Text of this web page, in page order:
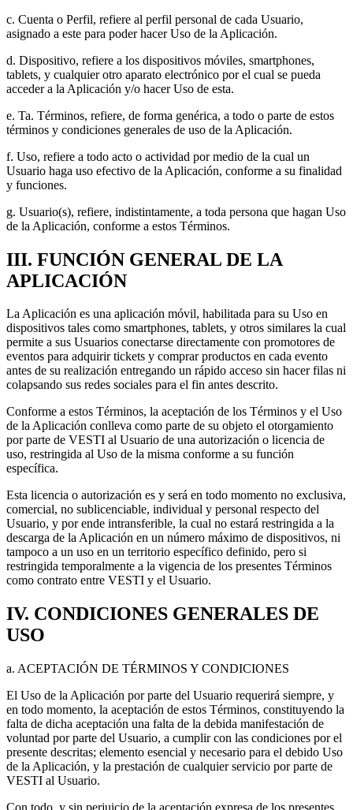
c. Cuenta o Perfil, refiere al perfil personal de cada Usuario,
asignado a este para poder hacer Uso de la Aplicación.
d. Dispositivo, refiere a los dispositivos móviles, smartphones,
tablets, y cualquier otro aparato electrónico por el cual se pueda
acceder a la Aplicación y/o hacer Uso de esta.
e. Ta. Términos, refiere, de forma genérica, a todo o parte de estos
términos y condiciones generales de uso de la Aplicación.
f. Uso, refiere a todo acto o actividad por medio de la cual un
Usuario haga uso efectivo de la Aplicación, conforme a su finalidad
y funciones.
g. Usuario(s), refiere, indistintamente, a toda persona que hagan Uso
de la Aplicación, conforme a estos Términos.
III. FUNCIÓN GENERAL DE LA
APLICACIÓN
La Aplicación es una aplicación móvil, habilitada para su Uso en
dispositivos tales como smartphones, tablets, y otros similares la cual
permite a sus Usuarios conectarse directamente con promotores de
eventos para adquirir tickets y comprar productos en cada evento
antes de su realización entregando un rápido acceso sin hacer filas ni
colapsando sus redes sociales para el fin antes descrito.
Conforme a estos Términos, la aceptación de los Términos y el Uso
de la Aplicación conlleva como parte de su objeto el otorgamiento
por parte de VESTI al Usuario de una autorización o licencia de
uso, restringida al Uso de la misma conforme a su función
específica.
Esta licencia o autorización es y será en todo momento no exclusiva,
comercial, no sublicenciable, individual y personal respecto del
Usuario, y por ende intransferible, la cual no estará restringida a la
descarga de la Aplicación en un número máximo de dispositivos, ni
tampoco a un uso en un territorio específico definido, pero si
restringida temporalmente a la vigencia de los presentes Términos
como contrato entre VESTI y el Usuario.
IV. CONDICIONES GENERALES DE
USO
a. ACEPTACIÓN DE TÉRMINOS Y CONDICIONES
El Uso de la Aplicación por parte del Usuario requerirá siempre, y
en todo momento, la aceptación de estos Términos, constituyendo la
falta de dicha aceptación una falta de la debida manifestación de
voluntad por parte del Usuario, a cumplir con las condiciones por el
presente descritas; elemento esencial y necesario para el debido Uso
de la Aplicación, y la prestación de cualquier servicio por parte de
VESTI al Usuario.